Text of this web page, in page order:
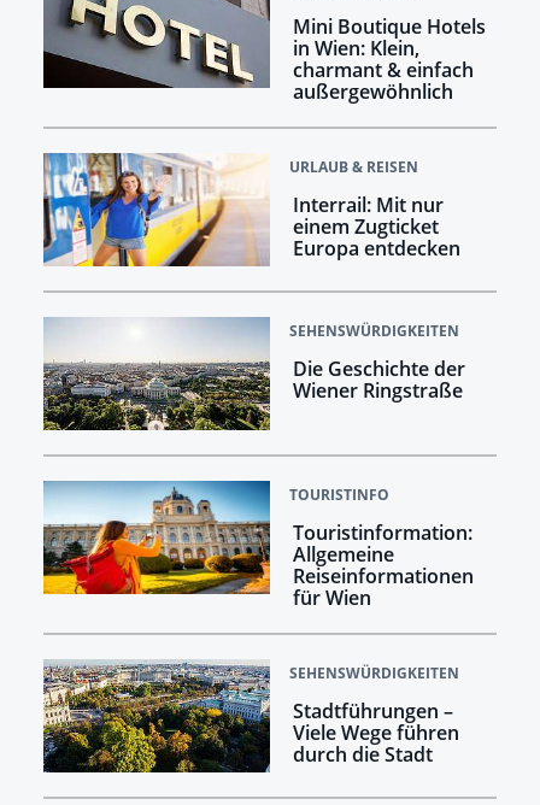
Mini Boutique Hotels
in Wien: Klein,
charmant & einfach
außergewöhnlich
URLAUB & REISEN
Interrail: Mit nur
einem Zugticket
Europa entdecken
SEHENSWÜRDIGKEITEN
Die Geschichte der
Wiener Ringstraße
TOURISTINFO
Touristinformation:
Allgemeine
Reiseinformationen
für Wien
SEHENSWÜRDIGKEITEN
Stadtführungen –
Viele Wege führen
durch die Stadt